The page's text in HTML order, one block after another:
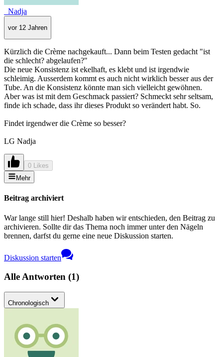
_Nadja
vor 12 Jahren
Kürzlich die Crème nachgekauft... Dann beim Testen gedacht "ist
die schlecht? abgelaufen?"
Die neue Konsistenz ist ekelhaft, es klebt und ist irgendwie
schleimig. Ausserdem kommt es auch nicht wirklich besser aus der
Tube. An die Konsistenz könnte man sich vielleicht gewöhnen.
Aber was ist mit dem Geschmack passiert? Schmeckt sehr seltsam,
finde ich schade, dass ihr dieses Produkt so verändert habt. So.
Findet irgendwer die Crème so besser?
LG Nadja
0 Likes
Mehr
Beitrag archiviert
War lange still hier! Deshalb haben wir entschieden, den Beitrag zu
archivieren. Sollte dir das Thema noch immer unter den Nägeln
brennen, darfst du gerne eine neue Diskussion starten.
Diskussion starten
Alle Antworten (1)
Chronologisch